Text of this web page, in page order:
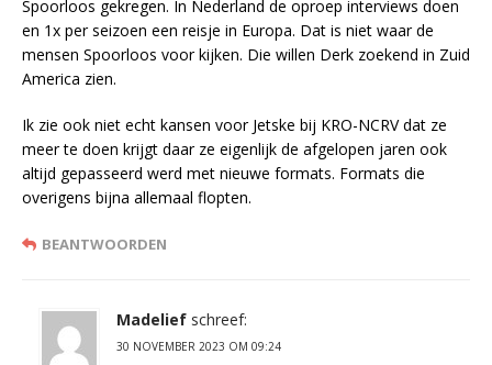
Spoorloos gekregen. In Nederland de oproep interviews doen
en 1x per seizoen een reisje in Europa. Dat is niet waar de
mensen Spoorloos voor kijken. Die willen Derk zoekend in Zuid
America zien.
Ik zie ook niet echt kansen voor Jetske bij KRO-NCRV dat ze
meer te doen krijgt daar ze eigenlijk de afgelopen jaren ook
altijd gepasseerd werd met nieuwe formats. Formats die
overigens bijna allemaal flopten.
BEANTWOORDEN
Madelief schreef:
30 NOVEMBER 2023 OM 09:24